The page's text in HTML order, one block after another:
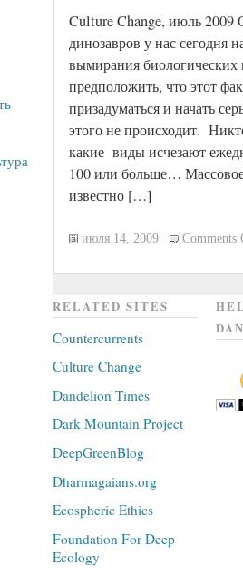
Culture Change, июль 2009
динозавров у нас сегодня
вымирания
предположить, что этот
призадуматься и начать
этого не происходит.
какие виды исчезают
100 или больше…
известно […]
июля 14, 2009 Comments
RELATED SITES
Countercurrents
Culture Change
Dandelion Times
Dark Mountain Project
DeepGreenBlog
Dharmagaians.org
Ecospheric Ethics
Foundation For Deep
Ecology